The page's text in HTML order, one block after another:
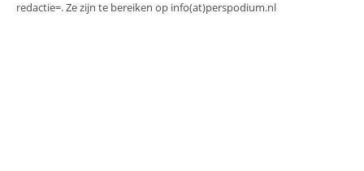
redactie=. Ze zijn te bereiken op info(at)perspodium.nl